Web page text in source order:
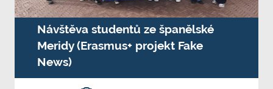
Návštěva studentů ze španělské
Meridy (Erasmus+ projekt Fake
News)